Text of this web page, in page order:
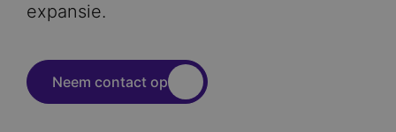
expansie.
Neem contact op